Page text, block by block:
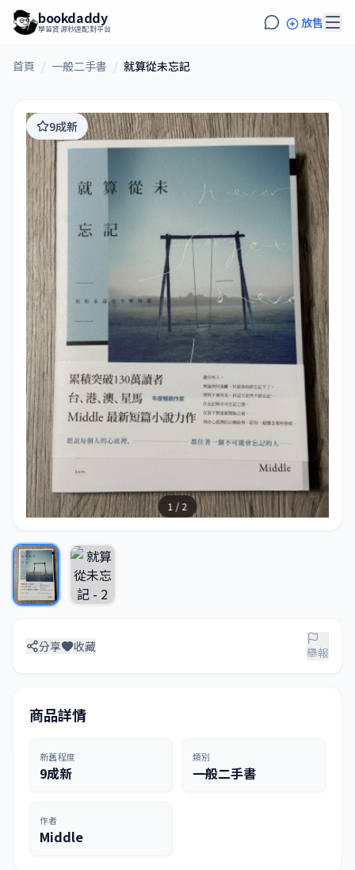
bookdaddy
學習資源秒速配對平台 放售
首頁 / 一般二手書 / 就算從未忘記
1 / 2
9成新
分享 收藏 舉報
商品詳情
新舊程度
9成新
類別
一般二手書
作者
Middle